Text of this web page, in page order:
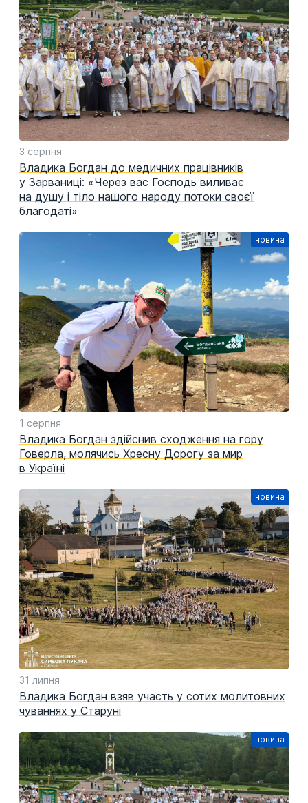
3 серпня
Владика Богдан до медичних працівників
у Зарваниці: «Через вас Господь виливає
на душу і тіло нашого народу потоки своєї
благодаті»
1 серпня
Владика Богдан здійснив сходження на гору
Говерла, молячись Хресну Дорогу за мир
в Україні
31 липня
Владика Богдан взяв участь у сотих молитовних
чуваннях у Старуні